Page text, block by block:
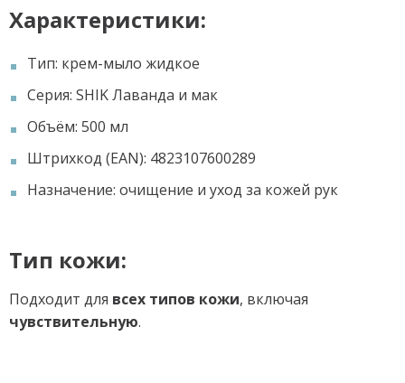
Характеристики:
Тип: крем-мыло жидкое
Серия: SHIK Лаванда и мак
Объём: 500 мл
Штрихкод (EAN): 4823107600289
Назначение: очищение и уход за кожей рук
Тип кожи:
Подходит для всех типов кожи, включая
чувствительную.